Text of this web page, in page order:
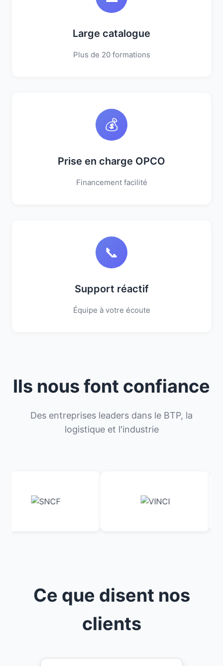
Large catalogue
Plus de 20 formations
💰
Prise en charge OPCO
Financement facilité
📞
Support réactif
Équipe à votre écoute
Ils nous font confiance
Des entreprises leaders dans le BTP, la
logistique et l'industrie
Ce que disent nos
clients